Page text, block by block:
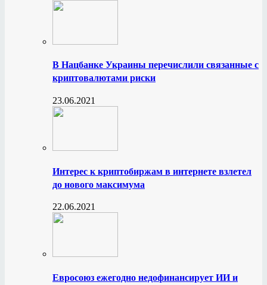
В Нацбанке Украины перечислили связанные с
криптовалютами риски
23.06.2021
Интерес к криптобиржам в интернете взлетел
до нового максимума
22.06.2021
Евросоюз ежегодно недофинансирует ИИ и